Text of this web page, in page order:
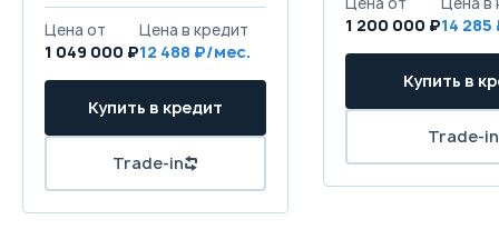
1 049 000 ₽12 488
1 200 000 ₽14 285